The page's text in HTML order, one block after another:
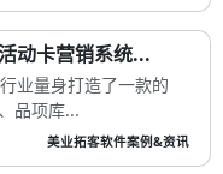
动卡营销系统...
业量身打造了一款的
品项库...
美业拓客软件案例&资讯